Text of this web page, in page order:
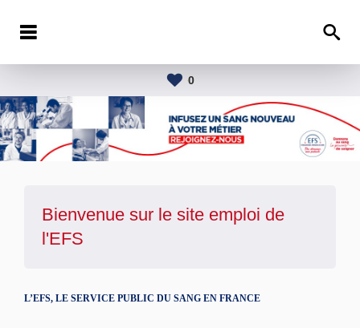
0
Bienvenue sur le site emploi de
l'EFS
L’EFS, LE SERVICE PUBLIC DU SANG EN FRANCE